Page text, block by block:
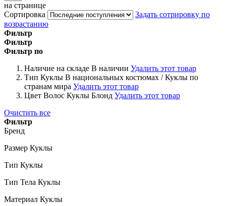
на странице
Сортировка
Задать сотрировку по
возрастанию
Фильтр
Фильтр
Фильтр по
Наличие на складе В наличии Удалить этот товар
Тип Куклы В национальных костюмах / Куклы по
странам мира Удалить этот товар
Цвет Волос Куклы Блонд Удалить этот товар
Очистить все
Фильтр
Бренд
Размер Куклы
Тип Куклы
Тип Тела Куклы
Материал Куклы